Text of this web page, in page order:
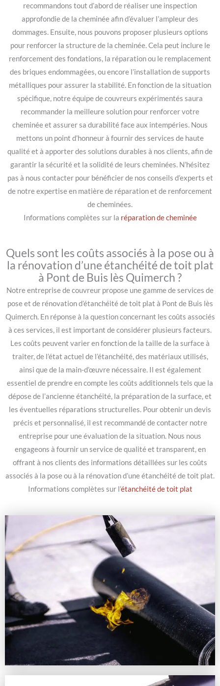
recommandons tout d’abord de réaliser une inspection
approfondie de la cheminée afin d’évaluer l’ampleur des
dommages. Ensuite, nous pouvons proposer plusieurs options
pour renforcer la structure de la cheminée. Cela peut inclure le
renforcement des fondations, la réparation ou le remplacement
des briques endommagées, ou encore l’installation de supports
métalliques pour assurer la stabilité. En fonction de la situation
spécifique, notre équipe de couvreurs expérimentés saura
recommander la meilleure solution pour renforcer votre
cheminée et assurer sa durabilité face aux intempéries. Nous
mettons un point d’honneur à fournir des services de haute
qualité et à apporter des solutions durables à nos clients, afin de
garantir la sécurité et la solidité de leurs cheminées. N’hésitez
pas à nous contacter pour bénéficier de nos conseils d’experts et
de notre expertise en matière de réparation et de renforcement
de cheminées.
Informations complètes sur la réparation de cheminée
Quels sont les coûts associés à la pose ou à
la rénovation d’une étanchéité de toit plat
à Pont de Buis lès Quimerch ?
Notre entreprise de couvreur propose une gamme de services de
pose et de rénovation d’étanchéité de toit plat à Pont de Buis lès
Quimerch. En réponse à la question concernant les coûts associés
à ces services, il est important de considérer plusieurs facteurs.
Les coûts peuvent varier en fonction de la taille de la surface à
traiter, de l’état actuel de l’étanchéité, des matériaux utilisés,
ainsi que de la main-d’œuvre nécessaire. Il est également
essentiel de prendre en compte les coûts additionnels tels que la
dépose de l’ancienne étanchéité, la préparation de la surface, et
les éventuelles réparations structurelles. Pour obtenir un devis
précis et personnalisé, il est recommandé de contacter notre
entreprise pour une évaluation de la situation. Nous nous
engageons à fournir un service de qualité et transparent, en
offrant à nos clients des informations détaillées sur les coûts
associés à la pose ou à la rénovation d’une étanchéité de toit plat.
Informations complètes sur l’étanchéité de toit plat